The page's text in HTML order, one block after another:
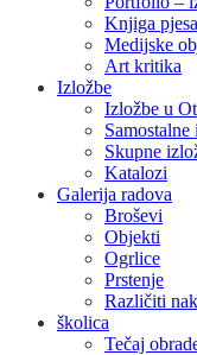
Knjiga
Medijske
Art kritika
Izložbe
Izložbe u
Samostalne
Skupne
Katalozi
Galerija radova
Broševi
Objekti
Ogrlice
Prstenje
Različiti
školica
Tečaj